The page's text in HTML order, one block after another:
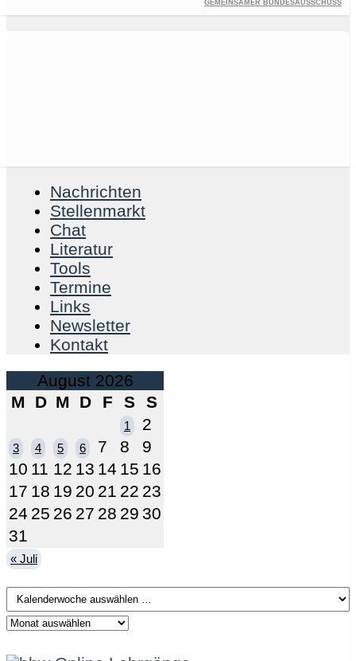
Nachrichten
Stellenmarkt
Chat
Literatur
Tools
Termine
Links
Newsletter
Kontakt
August 2026
M
D M D F S S
1 2
3 4 5 6 7 8
9
10 11 12 13 14 15 16
17 18 19 20 21 22 23
24 25 26 27 28 29 30
31
« Juli